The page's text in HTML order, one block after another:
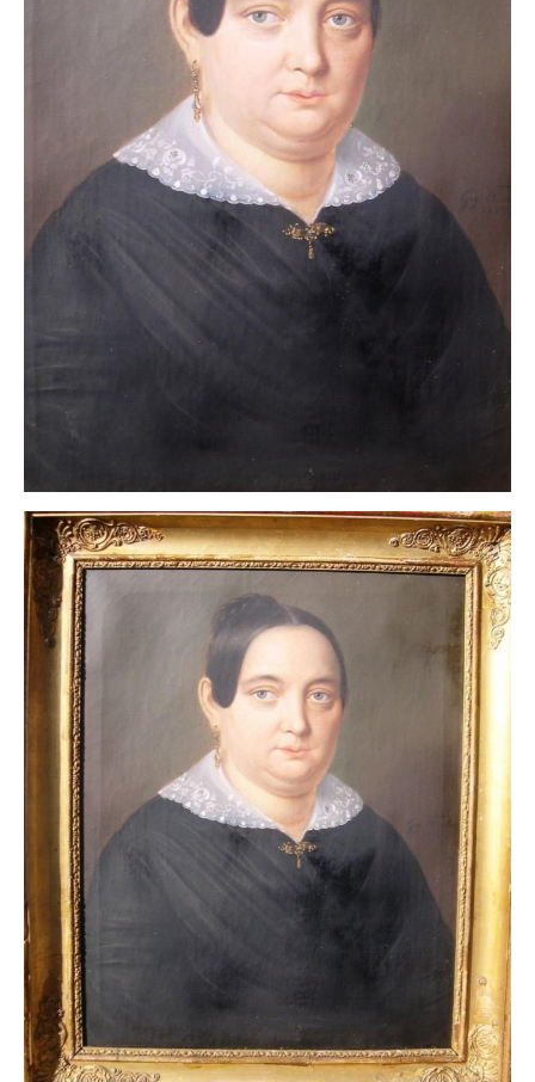
Buchempfehlungen
Richild Holt – Farbe und Linie
Theodor Zeller (1900-1986) Maler und
Visionär
Walter Becker (1893-1984) Malerei und Grafik
Der Maler Richard Sprick (1901-1976)
Über Uns
Impressum